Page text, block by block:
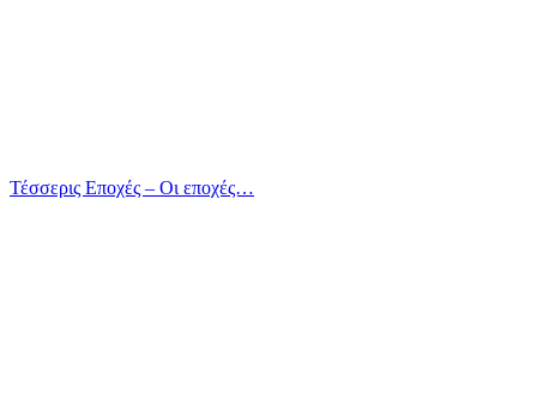
Τέσσερις Εποχές – Οι εποχές…